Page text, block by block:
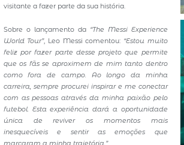
visitante a fazer parte da sua história.
Sobre o lançamento da “The Messi Experience
World Tour”, Leo Messi comentou: “Estou muito
feliz por fazer parte desse projeto que permite
que os fãs se aproximem de mim tanto dentro
como fora de campo. Ao longo da minha
carreira, sempre procurei inspirar e me conectar
com as pessoas através da minha paixão pelo
futebol. Esta experiência dará a oportunidade
única de reviver os momentos mais
inesquecíveis e sentir as emoções que
marcaram a minha trajetória.”